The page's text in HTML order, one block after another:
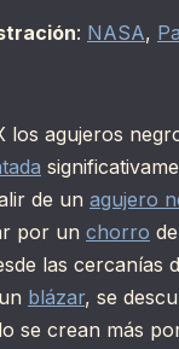
: NASA,
los agujeros
de un agujero
por un chorro
las cercanías
blázar, se
se crean más